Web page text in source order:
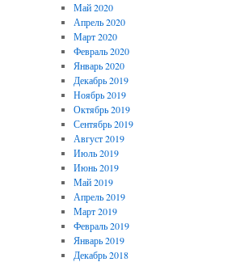
Май 2020
Апрель 2020
Март 2020
Февраль 2020
Январь 2020
Декабрь 2019
Ноябрь 2019
Октябрь 2019
Сентябрь 2019
Август 2019
Июль 2019
Июнь 2019
Май 2019
Апрель 2019
Март 2019
Февраль 2019
Январь 2019
Декабрь 2018